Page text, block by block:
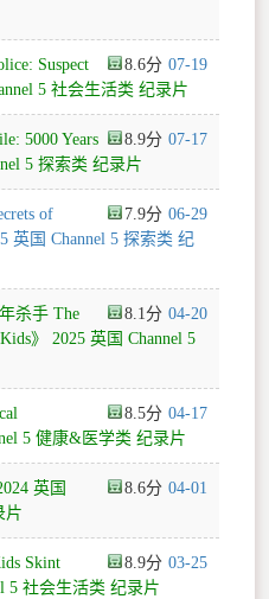
8.6 07-19
Suspect
5 社会生活类 纪录片
8.9 07-17
5000 Years
5 探索类 纪录片
7.9 06-29
of
英国 Channel 5 探索类 纪
8.1 04-20
杀手 The
》 2025 英国 Channel 5
8.5 04-17
5 健康&医学类 纪录片
8.6 04-01
英国
片
8.9 03-25
Skint
5 社会生活类 纪录片